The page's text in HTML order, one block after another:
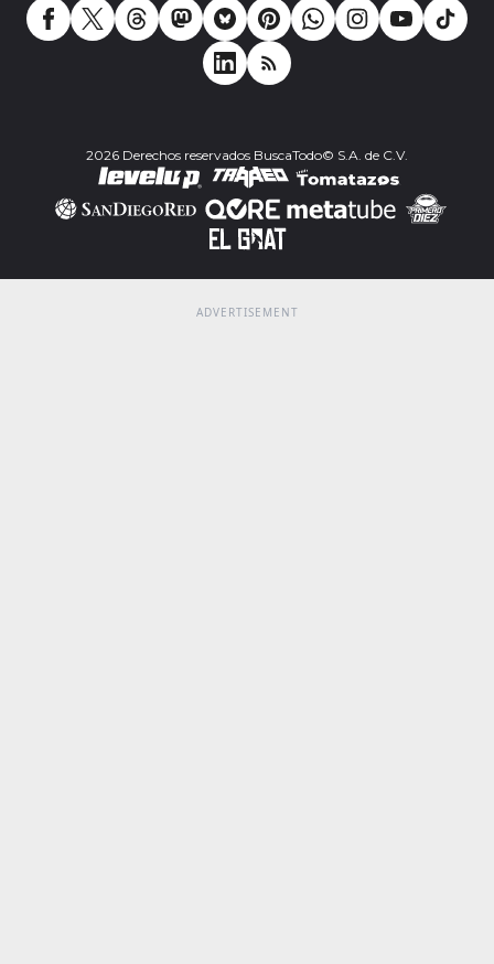
2026 Derechos reservados BuscaTodo© S.A. de C.V.